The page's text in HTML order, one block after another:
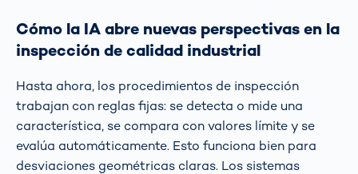
Cómo la IA abre nuevas perspectivas en la
inspección de calidad industrial
Hasta ahora, los procedimientos de inspección
trabajan con reglas fijas: se detecta o mide una
característica, se compara con valores límite y se
evalúa automáticamente. Esto funciona bien para
desviaciones geométricas claras. Los sistemas